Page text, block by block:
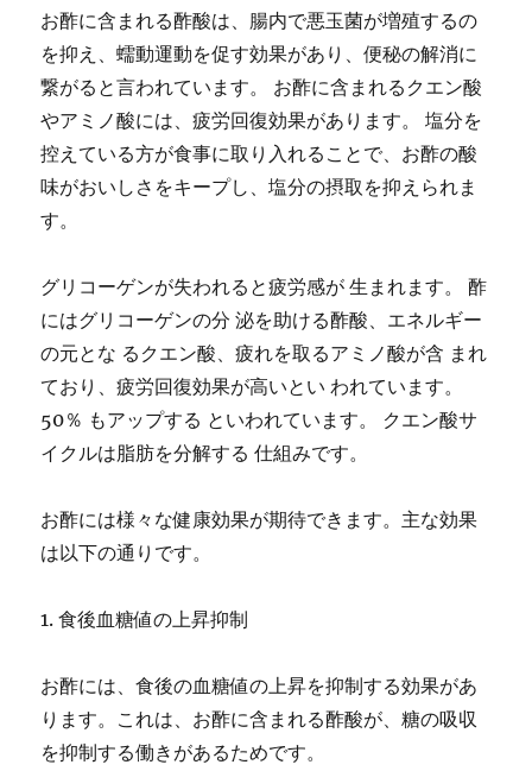
お酢に含まれる酢酸は、腸内で悪玉菌が増殖するの
を抑え、蠕動運動を促す効果があり、便秘の解消に
繋がると言われています。 お酢に含まれるクエン酸
やアミノ酸には、疲労回復効果があります。 塩分を
控えている方が食事に取り入れることで、お酢の酸
味がおいしさをキープし、塩分の摂取を抑えられま
す。
グリコーゲンが失われると疲労感が 生まれます。 酢
にはグリコーゲンの分 泌を助ける酢酸、エネルギー
の元とな るクエン酸、疲れを取るアミノ酸が含 まれ
ており、疲労回復効果が高いとい われています。
50％ もアップする といわれています。 クエン酸サ
イクルは脂肪を分解する 仕組みです。
お酢には様々な健康効果が期待できます。主な効果
は以下の通りです。
1. 食後血糖値の上昇抑制
お酢には、食後の血糖値の上昇を抑制する効果があ
ります。これは、お酢に含まれる酢酸が、糖の吸収
を抑制する働きがあるためです。